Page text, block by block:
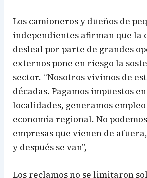
Los camioneros y dueños de
independientes afirman que la
desleal por parte de grandes
externos pone en riesgo la
sector. “Nosotros vivimos de
décadas. Pagamos impuestos
localidades, generamos
economía regional. No
empresas que vienen de
y después se van”,
Los reclamos no se limitaron